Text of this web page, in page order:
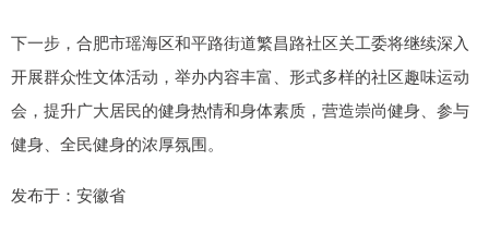
下一步，合肥市瑶海区和平路街道繁昌路社区关工委将继续深入
开展群众性文体活动，举办内容丰富、形式多样的社区趣味运动
会，提升广大居民的健身热情和身体素质，营造崇尚健身、参与
健身、全民健身的浓厚氛围。
发布于：安徽省